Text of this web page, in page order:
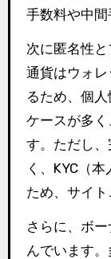
手数料や中間
次に匿名性
通貨はウォ
るため、個
ケースが多
す。ただし
く、KYC（
ため、サイト
さらに、ボ
んでいます